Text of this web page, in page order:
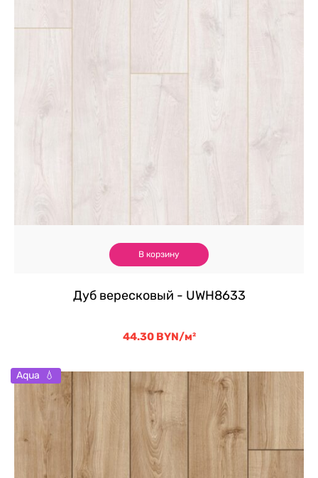
В корзину
Дуб вересковый - UWH8633
44.30 BYN/м²
Aqua